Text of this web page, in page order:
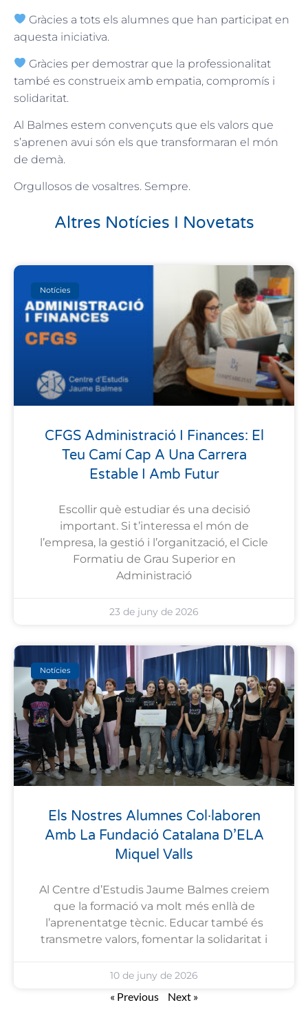
Gràcies a tots els alumnes que han participat en
aquesta iniciativa.
Gràcies per demostrar que la professionalitat
també es construeix amb empatia, compromís i
solidaritat.
Al Balmes estem convençuts que els valors que
s’aprenen avui són els que transformaran el món
de demà.
Orgullosos de vosaltres. Sempre.
Altres Notícies I Novetats
Notícies
CFGS Administració I Finances: El
Teu Camí Cap A Una Carrera
Estable I Amb Futur
Escollir què estudiar és una decisió
important. Si t’interessa el món de
l’empresa, la gestió i l’organització, el Cicle
Formatiu de Grau Superior en
Administració
23 de juny de 2026
Notícies
Els Nostres Alumnes Col·laboren
Amb La Fundació Catalana D’ELA
Miquel Valls
Al Centre d’Estudis Jaume Balmes creiem
que la formació va molt més enllà de
l’aprenentatge tècnic. Educar també és
transmetre valors, fomentar la solidaritat i
10 de juny de 2026
« Previous Next »